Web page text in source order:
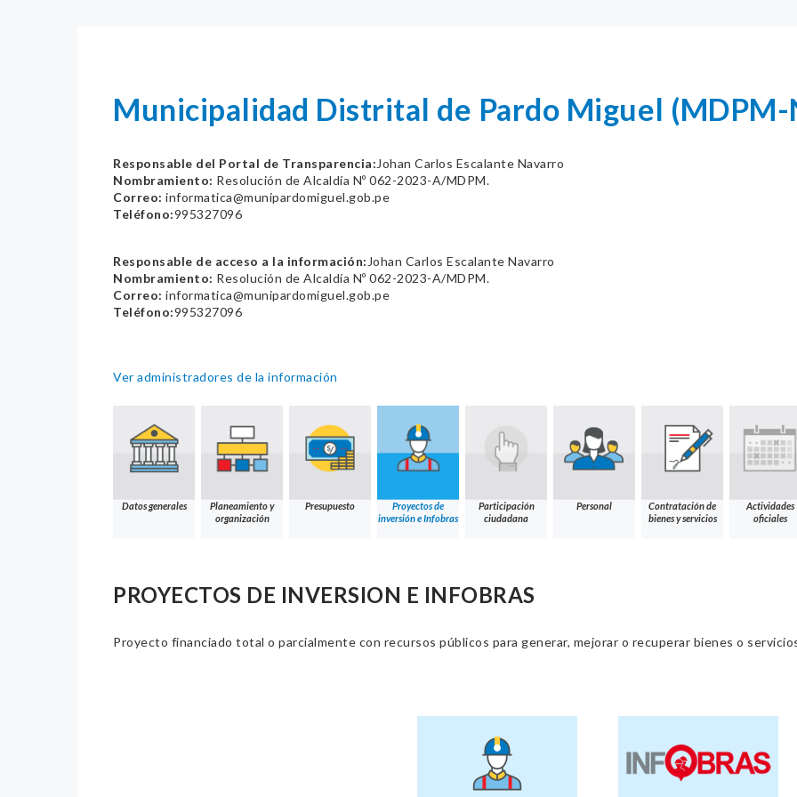
Municipalidad Distrital de Pardo Miguel (MDPM-
Responsable del Portal de Transparencia: Johan Carlos Escalante Navarro
Nombramiento: Resolución de Alcaldía Nº 062-2023-A/MDPM.
Correo: informatica@munipardomiguel.gob.pe
Teléfono:995327096
Responsable de acceso a la información: Johan Carlos Escalante Navarro
Nombramiento: Resolución de Alcaldía Nº 062-2023-A/MDPM.
Correo: informatica@munipardomiguel.gob.pe
Teléfono:995327096
Ver administradores de la información
Datos generales
Planeamiento y
organización
Presupuesto
Proyectos de
inversión e Infobras
Participación
ciudadana
Personal
Contratación de
bienes y servicios
Actividades
oficiales
PROYECTOS DE INVERSION E INFOBRAS
Proyecto financiado total o parcialmente con recursos públicos para generar, mejorar o recuperar bienes o